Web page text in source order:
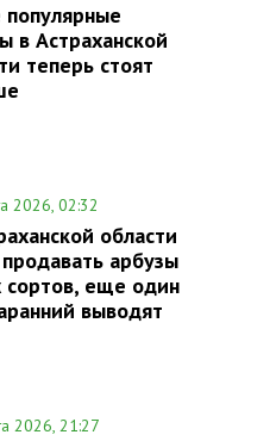
популярные
в Астраханской
теперь стоят
2026, 02:32
области
арбузы
сортов, еще один
выводят
2026, 21:27